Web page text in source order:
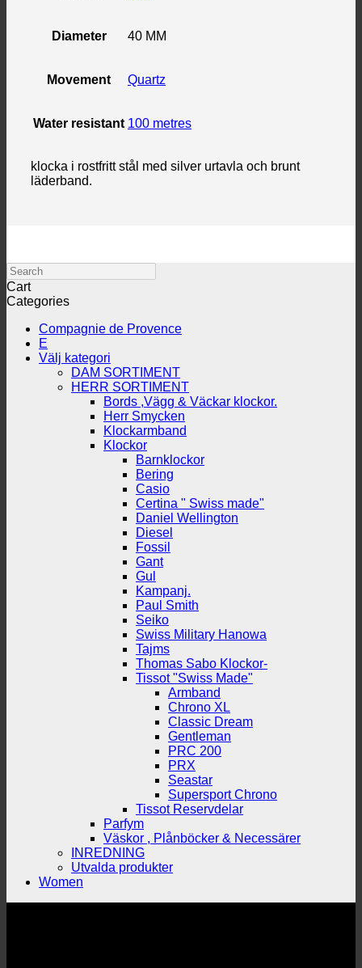
Diameter 40 MM
Movement Quartz
Water resistant 100 metres
klocka i rostfritt stål med silver urtavla och brunt
läderband.
Search
Cart
Categories
Compagnie de Provence
E
Välj kategori
DAM SORTIMENT
HERR SORTIMENT
Bords ,Vägg & Väckar klockor.
Herr Smycken
Klockarmband
Klockor
Barnklockor
Bering
Casio
Certina " Swiss made"
Daniel Wellington
Diesel
Fossil
Gant
Gul
Kampanj.
Paul Smith
Seiko
Swiss Military Hanowa
Tajms
Thomas Sabo Klockor-
Tissot "Swiss Made"
Armband
Chrono XL
Classic Dream
Gentleman
PRC 200
PRX
Seastar
Supersport Chrono
Tissot Reservdelar
Parfym
Väskor , Plånböcker & Necessärer
INREDNING
Utvalda produkter
Women